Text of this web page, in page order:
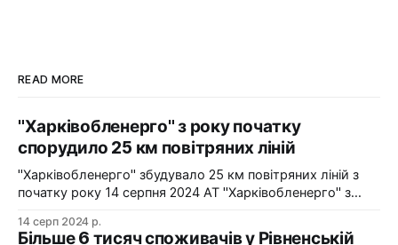
READ MORE
"Харківобленерго" з року початку
спорудило 25 км повітряних ліній
"Харківобленерго" збудувало 25 км повітряних ліній з
початку року 14 серпня 2024 АТ "Харківобленерго" з
ліній, оновило 1134 опори та встановило 5 нових
14 серп 2024 р.
Більше 6 тисяч споживачів у Рівненській